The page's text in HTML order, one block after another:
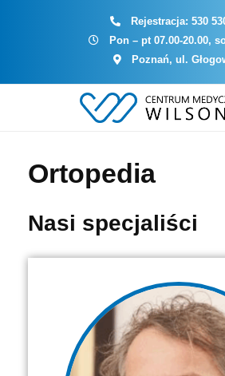
Rejestracja: 530
Pon – pt 07.00-20.00,
Poznań, ul.
Ortopedia
Nasi specjaliści